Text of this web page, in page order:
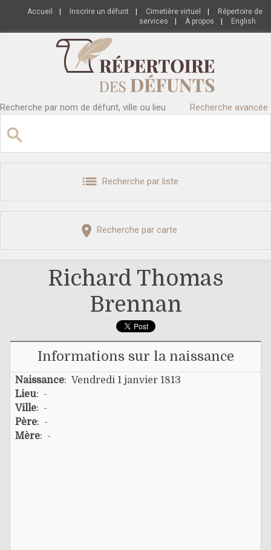
Accueil Inscrire un défunt Cimetière virtuel
Répertoire de
services
À propos English
Recherche par nom de défunt, ville ou lieu Recherche avancée
Recherche par liste
Recherche par carte
Richard Thomas
Brennan
Informations sur la naissance
Naissance: Vendredi 1 janvier 1813
Lieu: -
Ville: -
Père: -
Mère: -